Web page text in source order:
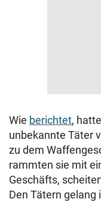
Wie berichtet,
unbekannte Täter
zu dem
rammten sie mit
Geschäfts,
Den Tätern